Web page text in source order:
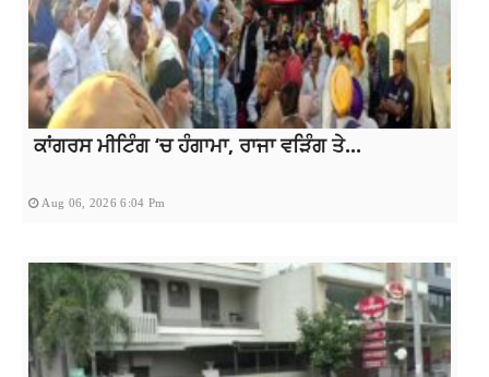
ਕਾਂਗਰਸ ਮੀਟਿੰਗ ‘ਚ ਹੰਗਾਮਾ, ਰਾਜਾ ਵੜਿੰਗ ਤੇ...
Aug 06, 2026 6:04 Pm